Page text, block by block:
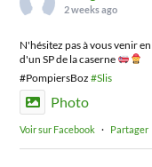
2 weeks ago
N'hésitez pas à vous venir
d'un SP de la caserne
#PompiersBoz#Slis
Photo
Voir sur Facebook · Partager